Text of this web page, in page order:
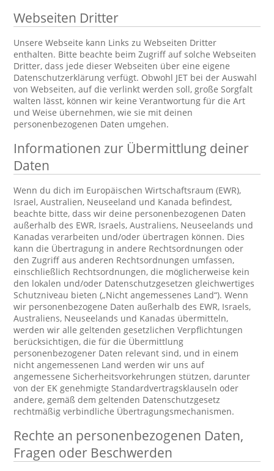
Webseiten Dritter
Unsere Webseite kann Links zu Webseiten Dritter
enthalten. Bitte beachte beim Zugriff auf solche Webseiten
Dritter, dass jede dieser Webseiten über eine eigene
Datenschutzerklärung verfügt. Obwohl JET bei der Auswahl
von Webseiten, auf die verlinkt werden soll, große Sorgfalt
walten lässt, können wir keine Verantwortung für die Art
und Weise übernehmen, wie sie mit deinen
personenbezogenen Daten umgehen.
Informationen zur Übermittlung deiner
Daten
Wenn du dich im Europäischen Wirtschaftsraum (EWR),
Israel, Australien, Neuseeland und Kanada befindest,
beachte bitte, dass wir deine personenbezogenen Daten
außerhalb des EWR, Israels, Australiens, Neuseelands und
Kanadas verarbeiten und/oder übertragen können. Dies
kann die Übertragung in andere Rechtsordnungen oder
den Zugriff aus anderen Rechtsordnungen umfassen,
einschließlich Rechtsordnungen, die möglicherweise kein
den lokalen und/oder Datenschutzgesetzen gleichwertiges
Schutzniveau bieten („Nicht angemessenes Land“). Wenn
wir personenbezogene Daten außerhalb des EWR, Israels,
Australiens, Neuseelands und Kanadas übermitteln,
werden wir alle geltenden gesetzlichen Verpflichtungen
berücksichtigen, die für die Übermittlung
personenbezogener Daten relevant sind, und in einem
nicht angemessenen Land werden wir uns auf
angemessene Sicherheitsvorkehrungen stützen, darunter
von der EK genehmigte Standardvertragsklauseln oder
andere, gemäß dem geltenden Datenschutzgesetz
rechtmäßig verbindliche Übertragungsmechanismen.
Rechte an personenbezogenen Daten,
Fragen oder Beschwerden